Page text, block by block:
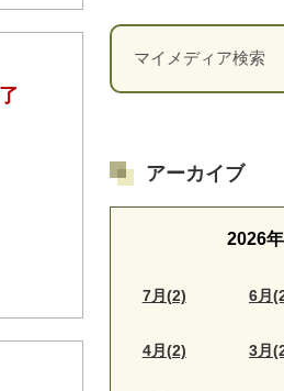
アーカイブ
2026年
7月(2) 6月
4月(2) 3月